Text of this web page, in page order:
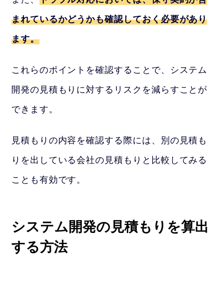
まれているかどうかも確認しておく必要があり
ます。
これらのポイントを確認することで、システム
開発の見積もりに対するリスクを減らすことが
できます。
見積もりの内容を確認する際には、別の見積も
りを出している会社の見積もりと比較してみる
ことも有効です。
システム開発の見積もりを算出
する方法